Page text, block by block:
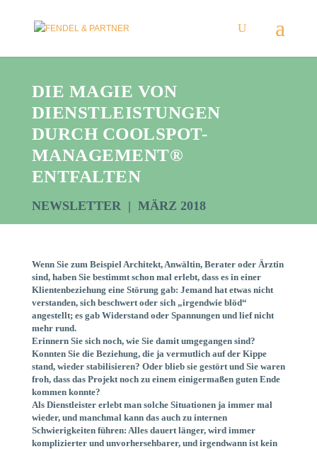
DIE MAGIE VON
DIENSTLEISTUNGEN
DURCH COOLSPOT-
MANAGEMENT®
ENTFALTEN
NEWSLETTER | MÄRZ 2018
Wenn Sie zum Beispiel Architekt, Anwältin, Berater oder Ärztin
sind, haben Sie bestimmt schon mal erlebt, dass es in einer
Klientenbeziehung eine Störung gab: Jemand hat etwas nicht
verstanden, sich beschwert oder sich „irgendwie blöd“
angestellt; es gab Widerstand oder Spannungen und lief nicht
mehr rund.
Erinnern Sie sich noch, wie Sie damit umgegangen sind?
Konnten Sie die Beziehung, die ja vermutlich auf der Kippe
stand, wieder stabilisieren? Oder blieb sie gestört und Sie waren
froh, dass das Projekt noch zu einem einigermaßen guten Ende
kommen konnte?
Als Dienstleister erlebt man solche Situationen ja immer mal
wieder, und manchmal kann das auch zu internen
Schwierigkeiten führen: Alles dauert länger, wird immer
komplizierter und unvorhersehbarer, und irgendwann ist kein